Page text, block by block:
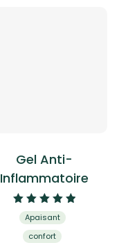
Gel Anti-
Inflammatoire
Note
5.00
sur 5
Apaisant
confort